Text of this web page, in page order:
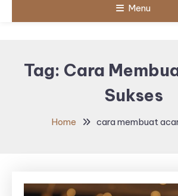
Menu
Tag: Cara
Sukses
Home cara membuat